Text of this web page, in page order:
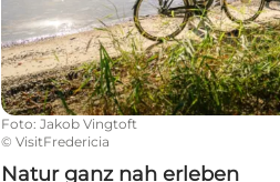
Foto: Jakob Vingtoft
©VisitFredericia
Natur ganz nah erleben